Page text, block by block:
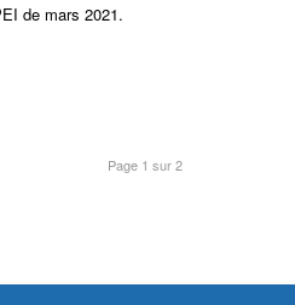
de mars 2021.
Page 1 sur 2